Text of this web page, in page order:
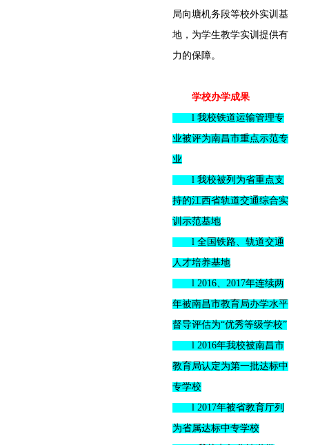
局向塘机务段等校外实训基
地，为学生教学实训提供有
力的保障。
学校办学成果
l 我校铁道运输管理专
业被评为南昌市重点示范专
业
l 我校被列为省重点支
持的江西省轨道交通综合实
训示范基地
l 全国铁路、轨道交通
人才培养基地
l 2016、2017年连续两
年被南昌市教育局办学水平
督导评估为“优秀等级学校”
l 2016年我校被南昌市
教育局认定为第一批达标中
专学校
l 2017年被省教育厅列
为省属达标中专学校